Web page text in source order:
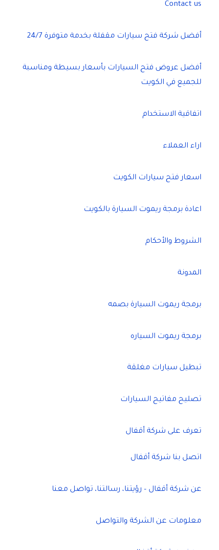
Contact us
أفضل شركة فتح سيارات مقفلة بخدمة متوفرة 24/7
أفضل عروض فتح السيارات بأسعار بسيطة ومناسبة
للجميع في الكويت
اتفاقية الاستخدام
اراء العملاء
اسعار فتح سيارات الكويت
اعادة برمجة ريموت السيارة بالكويت
الشروط والأحكام
المدونة
برمجة ريموت السيارة بصمه
برمجة ريموت السياره
تبطيل سيارات مغلقة
تصليح مفاتيح السيارات
تعرف على شركة أقفال
اتصل بنا شركة أقفال
عن شركة أقفال – رؤيتنا، رسالتنا، تواصل معنا
معلومات عن الشركة والتواصل